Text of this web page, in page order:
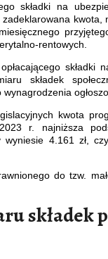
składki na
rentowych.
składki
składek
kwota
r. najniższa
wyniesie 4.161 zł,
do tzw.
składek